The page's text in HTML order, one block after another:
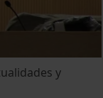
y